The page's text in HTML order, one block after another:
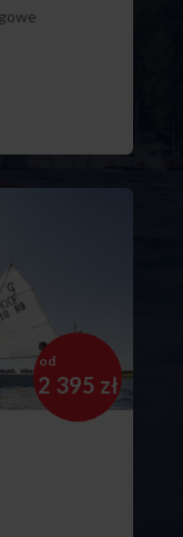
od
2 395 zł